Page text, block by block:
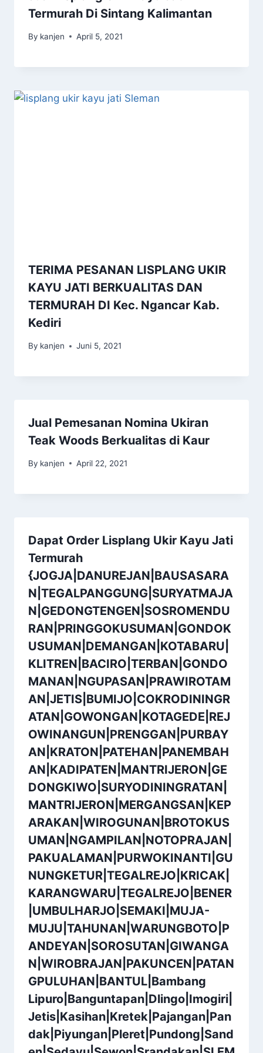
Termurah Di Sintang Kalimantan
By kanjen April 5, 2021
TERIMA PESANAN LISPLANG UKIR
KAYU JATI BERKUALITAS DAN
TERMURAH DI Kec. Ngancar Kab.
Kediri
By kanjen Juni 5, 2021
Jual Pemesanan Nomina Ukiran
Teak Woods Berkualitas di Kaur
By kanjen April 22, 2021
Dapat Order Lisplang Ukir Kayu Jati
Termurah
{JOGJA|DANUREJAN|BAUSASARA
N|TEGALPANGGUNG|SURYATMAJA
N|GEDONGTENGEN|SOSROMENDU
RAN|PRINGGOKUSUMAN|GONDOK
USUMAN|DEMANGAN|KOTABARU|
KLITREN|BACIRO|TERBAN|GONDO
MANAN|NGUPASAN|PRAWIROTAM
AN|JETIS|BUMIJO|COKRODININGR
ATAN|GOWONGAN|KOTAGEDE|REJ
OWINANGUN|PRENGGAN|PURBAY
AN|KRATON|PATEHAN|PANEMBAH
AN|KADIPATEN|MANTRIJERON|GE
DONGKIWO|SURYODININGRATAN|
MANTRIJERON|MERGANGSAN|KEP
ARAKAN|WIROGUNAN|BROTOKUS
UMAN|NGAMPILAN|NOTOPRAJAN|
PAKUALAMAN|PURWOKINANTI|GU
NUNGKETUR|TEGALREJO|KRICAK|
KARANGWARU|TEGALREJO|BENER
|UMBULHARJO|SEMAKI|MUJA-
MUJU|TAHUNAN|WARUNGBOTO|P
ANDEYAN|SOROSUTAN|GIWANGA
N|WIROBRAJAN|PAKUNCEN|PATAN
GPULUHAN|BANTUL|Bambang
Lipuro|Banguntapan|Dlingo|Imogiri|
Jetis|Kasihan|Kretek|Pajangan|Pan
dak|Piyungan|Pleret|Pundong|Sand